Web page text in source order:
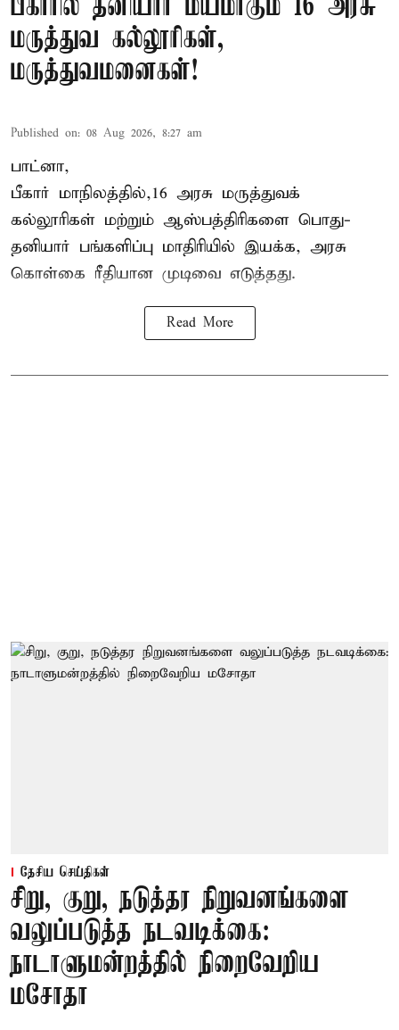
பீகாரில் தனியார் மயமாகும் 16 அரசு
மருத்துவ கல்லூரிகள்,
மருத்துவமனைகள்!
Published on: 08 Aug 2026, 8:27 am
பாட்னா,
பீகார் மாநிலத்தில்,16 அரசு மருத்துவக்
கல்லூரிகள் மற்றும் ஆஸ்பத்திரிகளை பொது-
தனியார் பங்களிப்பு மாதிரியில் இயக்க, அரசு
கொள்கை ரீதியான முடிவை எடுத்தது.
Read More
தேசிய செய்திகள்
சிறு, குறு, நடுத்தர நிறுவனங்களை
வலுப்படுத்த நடவடிக்கை:
நாடாளுமன்றத்தில் நிறைவேறிய
மசோதா